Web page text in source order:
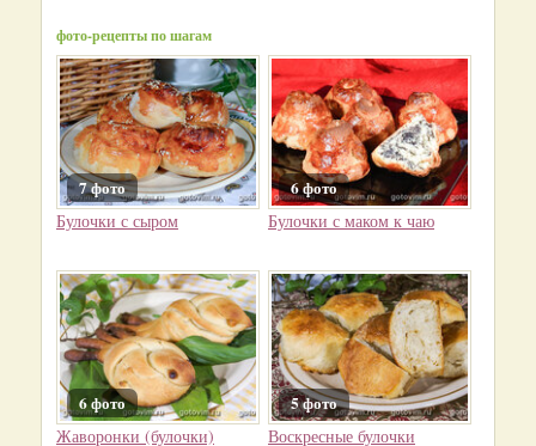
фото-рецепты по шагам
7 фото
Булочки с сыром
6 фото
Булочки с маком к чаю
6 фото
Жаворонки (булочки)
5 фото
Воскресные булочки